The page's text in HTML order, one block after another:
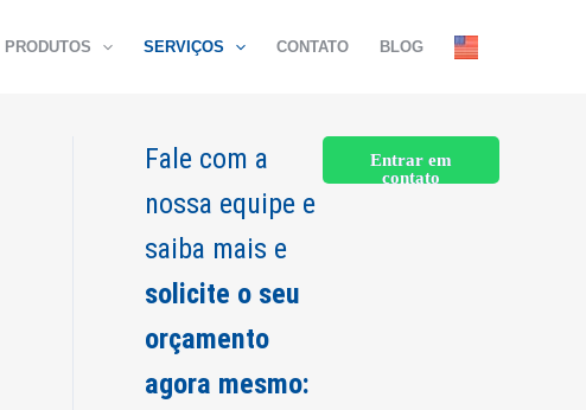
PRODUTOS SERVIÇOS CONTATO BLOG
Fale com a
nossa equipe e
saiba mais e
solicite o seu
orçamento
agora mesmo:
Entrar em
contato